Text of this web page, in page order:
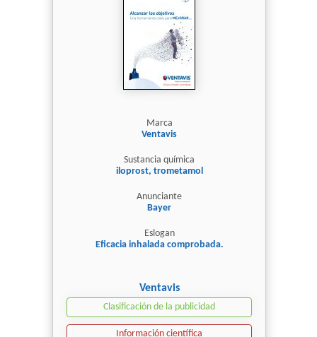
Marca
Ventavis
Sustancia química
iloprost, trometamol
Anunciante
Bayer
Eslogan
Eficacia inhalada comprobada.
Ventavis
Clasificación de la publicidad
Información científica